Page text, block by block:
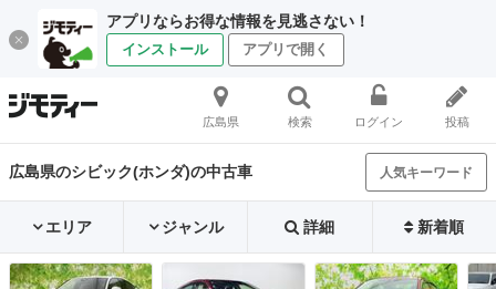
アプリならお得な情報を見逃さない！
インストール アプリで開く
広島県 検索 ログイン 投稿
広島県のシビック(ホンダ)の中古車 人気キーワード
エリア ジャンル 詳細 新着順